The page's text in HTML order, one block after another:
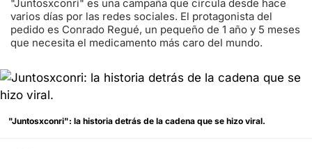
"Juntosxconri" es una campaña que circula desde hace
varios días por las redes sociales. El protagonista del
pedido es Conrado Regué, un pequeño de 1 año y 5 meses
que necesita el medicamento más caro del mundo.
"Juntosxconri": la historia detrás de la cadena que se hizo viral.